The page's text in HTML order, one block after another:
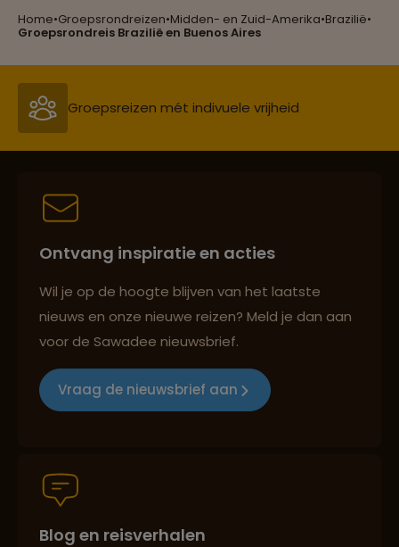
Home•Groepsrondreizen•Midden- en Zuid-Amerika•Brazilië•
Groepsrondreis Brazilië en Buenos Aires
Groepsreizen mét indivuele vrijheid
Persoonlijk en deskundig reisadvies
Best beoordeelde reisroutes
Groepsreizen mét indivuele vrijheid
Best beoordeelde reisroutes
Ontvang inspiratie en acties
Wil je op de hoogte blijven van het laatste
nieuws en onze nieuwe reizen? Meld je dan aan
voor de Sawadee nieuwsbrief.
Vraag de nieuwsbrief aan
Blog en reisverhalen